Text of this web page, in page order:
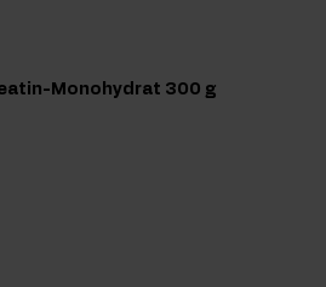
Monohydrat 300 g